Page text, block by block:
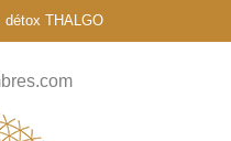
détox THALGO